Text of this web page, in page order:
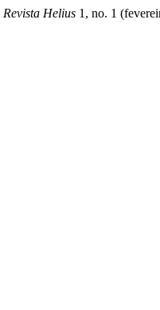
Revista Helius 1, no. 1